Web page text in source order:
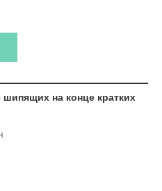
шипящих на конце кратких